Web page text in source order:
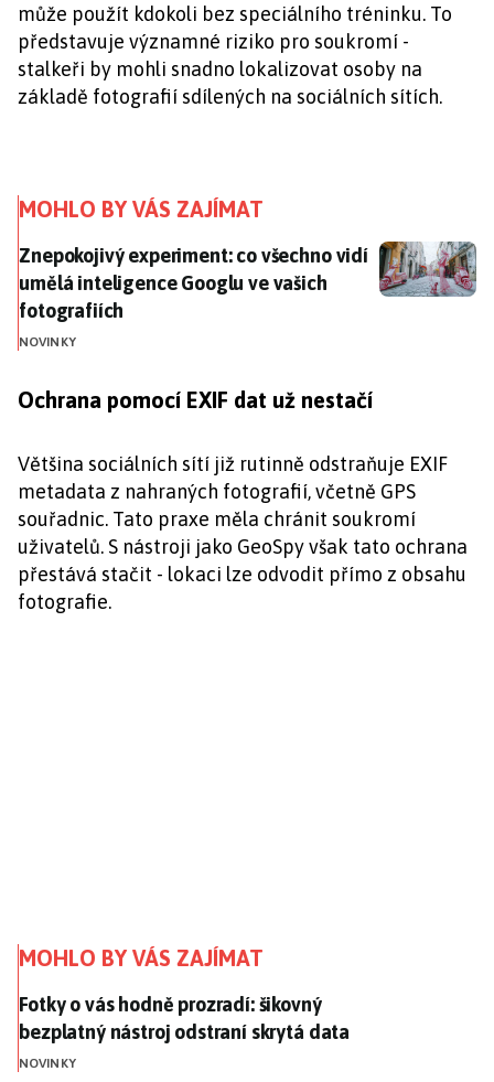
může použít kdokoli bez speciálního tréninku. To
představuje významné riziko pro soukromí -
stalkeři by mohli snadno lokalizovat osoby na
základě fotografií sdílených na sociálních sítích.
MOHLO BY VÁS ZAJÍMAT
Znepokojivý experiment: co všechno vidí umělá
Znepokojivý experiment: co všechno vidí
umělá inteligence Googlu ve vašich
fotografiích
NOVINKY
Ochrana pomocí EXIF dat už nestačí
Většina sociálních sítí již rutinně odstraňuje EXIF
metadata z nahraných fotografií, včetně GPS
souřadnic. Tato praxe měla chránit soukromí
uživatelů. S nástroji jako GeoSpy však tato ochrana
přestává stačit - lokaci lze odvodit přímo z obsahu
fotografie.
MOHLO BY VÁS ZAJÍMAT
Fotky o vás hodně prozradí: šikovný bezplatný
Fotky o vás hodně prozradí: šikovný
bezplatný nástroj odstraní skrytá data
NOVINKY